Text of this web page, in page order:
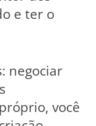
e ter o
negociar
você